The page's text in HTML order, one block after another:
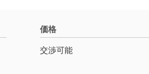
価格
交渉可能